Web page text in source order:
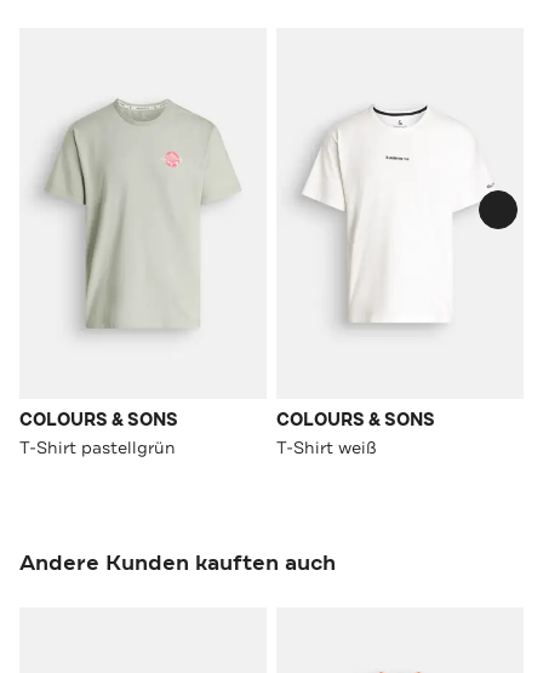
COLOURS & SONS
T-Shirt pastellgrün
COLOURS & SONS
T-Shirt weiß
Andere Kunden kauften auch